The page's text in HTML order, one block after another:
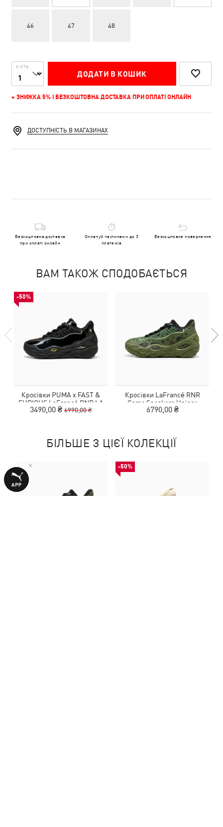
46 47 48
К-СТЬ
ДОДАТИ В КОШИК
+ ЗНИЖКА 5% І БЕЗКОШТОВНА ДОСТАВКА ПРИ ОПЛАТІ ОНЛАЙН
ДОСТУПНІСТЬ В МАГАЗИНАХ
Безкоштовна доставка
при оплаті онлайн
Оплачуй частинами до 3
платежів
Безкоштовне повернення
ВАМ ТАКОЖ СПОДОБАЄТЬСЯ
-50%
Кросівки PUMA x FAST &
FURIOUS LaFrancé RNR LA
Sneakers Unisex
3490,00 ₴ 6990,00 ₴
Кросівки LaFrancé RNR
Camo Sneakers Unisex
6790,00 ₴
БІЛЬШЕ З ЦІЄЇ КОЛЕКЦІЇ
-50%